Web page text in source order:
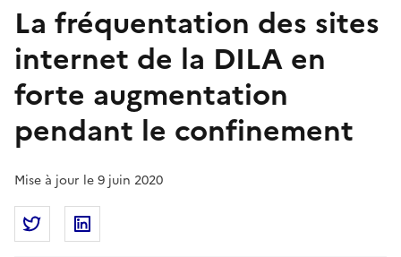
La fréquentation des sites
internet de la DILA en
forte augmentation
pendant le confinement
Mise à jour le 9 juin 2020
Partager la page
Partager La fréquentation des sites internet de